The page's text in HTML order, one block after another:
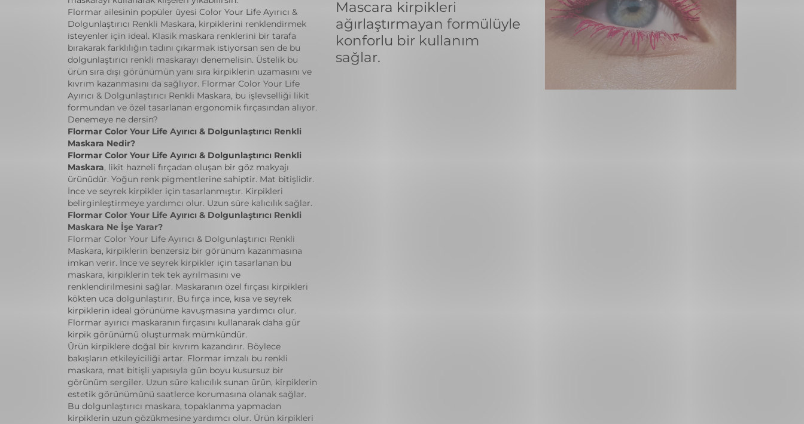
Flormar ailesinin popüler üyesi Color Your Life Ayırıcı &
Dolgunlaştırıcı Renkli Maskara, kirpiklerini renklendirmek
isteyenler için ideal. Klasik maskara renklerini bir tarafa
bırakarak farklılığın tadını çıkarmak istiyorsan sen de bu
dolgunlaştırıcı renkli maskarayı denemelisin. Üstelik bu
ürün sıra dışı görünümün yanı sıra kirpiklerin uzamasını ve
kıvrım kazanmasını da sağlıyor. Flormar Color Your Life
Ayırıcı & Dolgunlaştırıcı Renkli Maskara, bu işlevselliği likit
formundan ve özel tasarlanan ergonomik fırçasından alıyor.
Denemeye ne dersin?
Flormar Color Your Life Ayırıcı & Dolgunlaştırıcı Renkli
Maskara Nedir?
Flormar Color Your Life Ayırıcı & Dolgunlaştırıcı Renkli
Maskara, likit hazneli fırçadan oluşan bir göz makyajı
ürünüdür. Yoğun renk pigmentlerine sahiptir. Mat bitişlidir.
İnce ve seyrek kirpikler için tasarlanmıştır. Kirpikleri
belirginleştirmeye yardımcı olur. Uzun süre kalıcılık sağlar.
Flormar Color Your Life Ayırıcı & Dolgunlaştırıcı Renkli
Maskara Ne İşe Yarar?
Flormar Color Your Life Ayırıcı & Dolgunlaştırıcı Renkli
Maskara, kirpiklerin benzersiz bir görünüm kazanmasına
imkan verir. İnce ve seyrek kirpikler için tasarlanan bu
maskara, kirpiklerin tek tek ayrılmasını ve
renklendirilmesini sağlar. Maskaranın özel fırçası kirpikleri
kökten uca dolgunlaştırır. Bu fırça ince, kısa ve seyrek
kirpiklerin ideal görünüme kavuşmasına yardımcı olur.
Flormar ayırıcı maskaranın fırçasını kullanarak daha gür
kirpik görünümü oluşturmak mümkündür.
Ürün kirpiklere doğal bir kıvrım kazandırır. Böylece
bakışların etkileyiciliği artar. Flormar imzalı bu renkli
maskara, mat bitişli yapısıyla gün boyu kusursuz bir
görünüm sergiler. Uzun süre kalıcılık sunan ürün, kirpiklerin
estetik görünümünü saatlerce korumasına olanak sağlar.
Bu dolgunlaştırıcı maskara, topaklanma yapmadan
kirpiklerin uzun gözükmesine yardımcı olur. Ürün kirpikleri
Mascara kirpikleri
ağırlaştırmayan formülüyle
konforlu bir kullanım
sağlar.